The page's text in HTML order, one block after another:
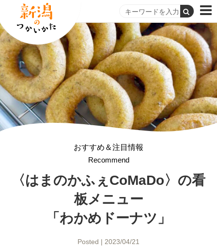
おすすめ＆注目情報
Recommend
〈はまのかふぇCoMaDo〉 の看
板メニュー
「わかめドーナツ」
Posted | 2023/04/21